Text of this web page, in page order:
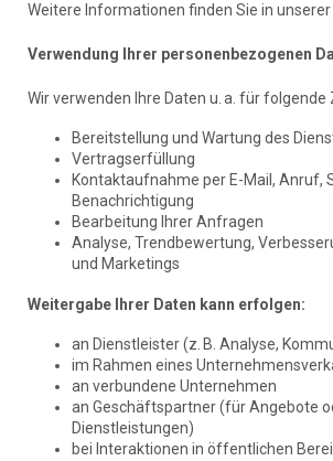
Weitere Informationen finden Sie in unserer
Verwendung Ihrer personenbezogenen
Wir verwenden Ihre Daten u. a. für folgende
Bereitstellung und Wartung des
Vertragserfüllung
Kontaktaufnahme per E-Mail, Anruf,
Benachrichtigung
Bearbeitung Ihrer Anfragen
Analyse, Trendbewertung,
und Marketings
Weitergabe Ihrer Daten kann erfolgen:
an Dienstleister (z. B. Analyse,
im Rahmen eines
an verbundene Unternehmen
an Geschäftspartner (für Angebote
Dienstleistungen)
bei Interaktionen in öffentlichen